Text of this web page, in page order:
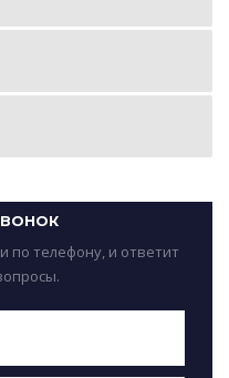
по телефону, и ответит